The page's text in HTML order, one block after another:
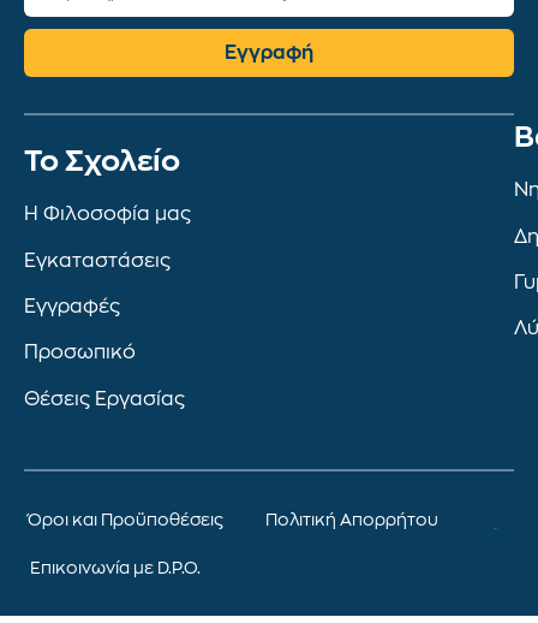
Εγγραφή
To Σχολείο
Η Φιλοσοφία μας
Εγκαταστάσεις
Εγγραφές
Προσωπικό
Θέσεις Εργασίας
Όροι και Προϋποθέσεις Πολιτική Απορρήτου
Επικοινωνία με D.P.O.